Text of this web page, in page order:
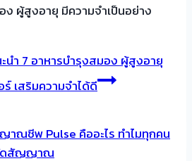
ง ผู้สูงอายุ มีความจำเป็นอย่าง
นำ 7 อาหารบำรุงสมอง ผู้สูงอายุ
เสริมความจำได้ดี